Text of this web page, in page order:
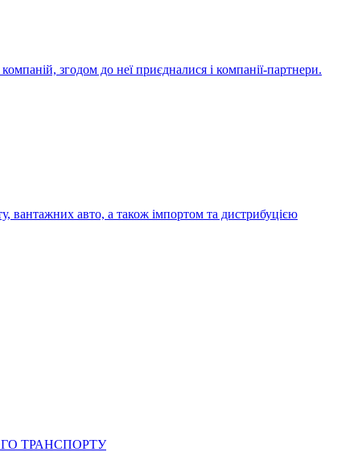
згодом до неї приєдналися і компанії-партнери.
вантажних авто, а також імпортом та дистрибуцією
ТРАНСПОРТУ